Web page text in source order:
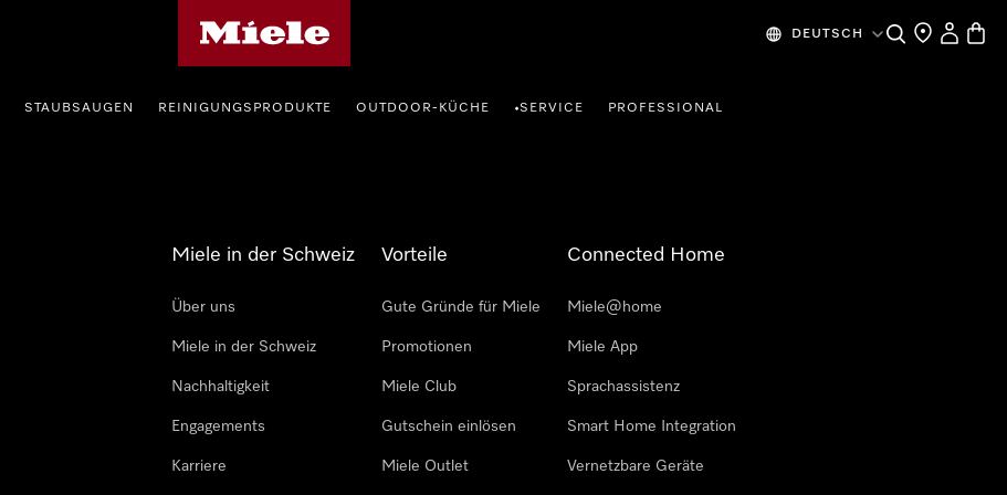
DEUTSCH SucheHändlersuche
Mein
STAUBSAUGEN REINIGUNGSPRODUKTE OUTDOOR-KÜCHE •SERVICE PROFESSIONAL
Miele in der Schweiz
Über uns
Miele in der Schweiz
Nachhaltigkeit
Engagements
Karriere
Vorteile
Gute Gründe für Miele
Promotionen
Miele Club
Gutschein einlösen
Miele Outlet
Connected Home
Miele@home
Miele App
Sprachassistenz
Smart Home Integration
Vernetzbare Geräte